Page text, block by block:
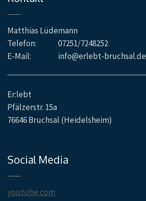
Matthias Lüdemann
Telefon:
07251/7248252
E-Mail:
info@erlebt-bruchsal.de
Er:lebt
Pfälzerstr. 15a
76646 Bruchsal (Heidelsheim)
Social Media
youtube.com